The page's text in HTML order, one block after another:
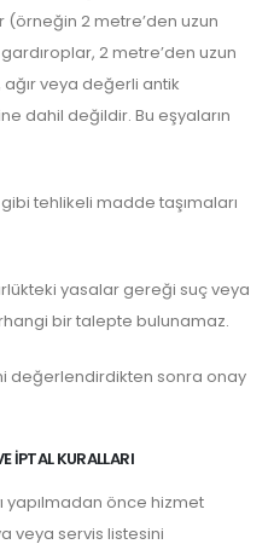
2 metre’den uzun
2 metre’den uzun
veya değerli antik
dahil değildir. Bu eşyaların
tehlikeli madde taşımaları
yasalar gereği suç veya
bir talepte bulunamaz.
değerlendirdikten sonra onay
İPTAL KURALLARI
yapılmadan önce hizmet
veya servis listesini